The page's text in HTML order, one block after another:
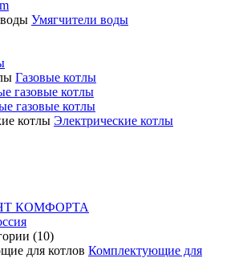
Умягчители воды
Гaзовые котлы
газовые котлы
газовые котлы
Электрические котлы
КОМФОРТА
(10)
Комплектующие для